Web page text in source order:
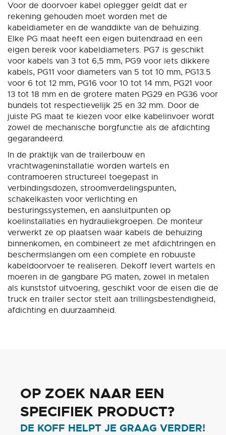
Voor de doorvoer kabel oplegger geldt dat er
rekening gehouden moet worden met de
kabeldiameter en de wanddikte van de behuizing.
Elke PG maat heeft een eigen buitendraad en een
eigen bereik voor kabeldiameters. PG7 is geschikt
voor kabels van 3 tot 6,5 mm, PG9 voor iets dikkere
kabels, PG11 voor diameters van 5 tot 10 mm, PG13.5
voor 6 tot 12 mm, PG16 voor 10 tot 14 mm, PG21 voor
13 tot 18 mm en de grotere maten PG29 en PG36 voor
bundels tot respectievelijk 25 en 32 mm. Door de
juiste PG maat te kiezen voor elke kabelinvoer wordt
zowel de mechanische borgfunctie als de afdichting
gegarandeerd.
In de praktijk van de trailerbouw en
vrachtwageninstallatie worden wartels en
contramoeren structureel toegepast in
verbindingsdozen, stroomverdelingspunten,
schakelkasten voor verlichting en
besturingssystemen, en aansluitpunten op
koelinstallaties en hydrauliekgroepen. De monteur
verwerkt ze op plaatsen waar kabels de behuizing
binnenkomen, en combineert ze met afdichtringen en
beschermslangen om een complete en robuuste
kabeldoorvoer te realiseren. Dekoff levert wartels en
moeren in de gangbare PG maten, zowel in metalen
als kunststof uitvoering, geschikt voor de eisen die de
truck en trailer sector stelt aan trillingsbestendigheid,
afdichting en duurzaamheid.
OP ZOEK NAAR EEN
SPECIFIEK PRODUCT?
DE KOFF HELPT JE GRAAG VERDER!